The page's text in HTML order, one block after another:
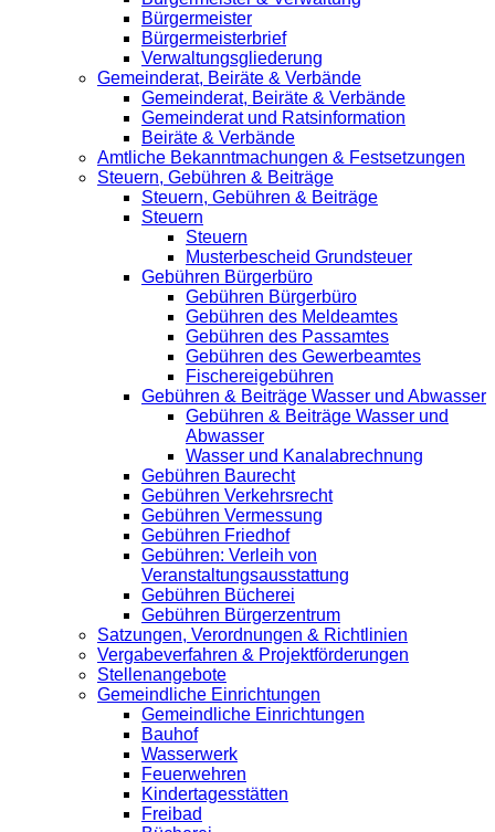
Bürgermeister
Bürgermeisterbrief
Verwaltungsgliederung
Gemeinderat, Beiräte & Verbände
Gemeinderat, Beiräte & Verbände
Gemeinderat und Ratsinformation
Beiräte & Verbände
Amtliche Bekanntmachungen & Festsetzungen
Steuern, Gebühren & Beiträge
Steuern, Gebühren & Beiträge
Steuern
Steuern
Musterbescheid Grundsteuer
Gebühren Bürgerbüro
Gebühren Bürgerbüro
Gebühren des Meldeamtes
Gebühren des Passamtes
Gebühren des Gewerbeamtes
Fischereigebühren
Gebühren & Beiträge Wasser und Abwasser
Gebühren & Beiträge Wasser und
Abwasser
Wasser und Kanalabrechnung
Gebühren Baurecht
Gebühren Verkehrsrecht
Gebühren Vermessung
Gebühren Friedhof
Gebühren: Verleih von
Veranstaltungsausstattung
Gebühren Bücherei
Gebühren Bürgerzentrum
Satzungen, Verordnungen & Richtlinien
Vergabeverfahren & Projektförderungen
Stellenangebote
Gemeindliche Einrichtungen
Gemeindliche Einrichtungen
Bauhof
Wasserwerk
Feuerwehren
Kindertagesstätten
Freibad